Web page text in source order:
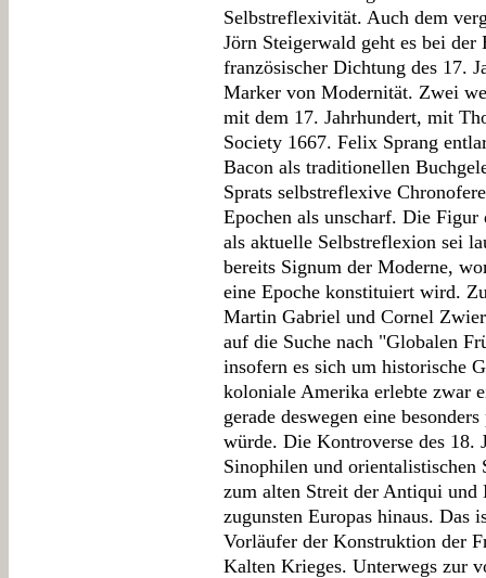
Selbstreflexivität. Auch dem
Jörn Steigerwald geht es bei
französischer Dichtung des 17.
Marker von Modernität. Zwei
mit dem 17. Jahrhundert, mit
Society 1667. Felix Sprang
Bacon als traditionellen
Sprats selbstreflexive
Epochen als unscharf. Die Figur
als aktuelle Selbstreflexion sei
bereits Signum der Moderne,
eine Epoche konstituiert wird.
Martin Gabriel und Cornel
auf die Suche nach "Globalen
insofern es sich um historische
koloniale Amerika erlebte zwar
gerade deswegen eine
würde. Die Kontroverse des 18.
Sinophilen und
zum alten Streit der Antiqui
zugunsten Europas hinaus. Das
Vorläufer der Konstruktion der
Kalten Krieges. Unterwegs zur